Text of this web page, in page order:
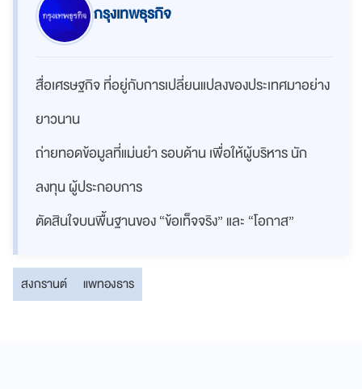
กรุงเทพธุรกิจ
สื่อเศรษฐกิจ ที่อยู่กับการเปลี่ยนแปลงของประเทศมาอย่าง
ยาวนาน
ถ่ายทอดข้อมูลที่แม่นยำ รอบด้าน เพื่อให้ผู้บริหาร นัก
ลงทุน ผู้ประกอบการ
ตัดสินใจบนพื้นฐานของ “ข้อเท็จจริง” และ “โอกาส”
สงกรานต์ แพทองธาร